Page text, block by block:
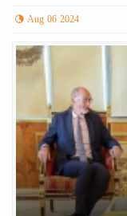
Aug 06 2024